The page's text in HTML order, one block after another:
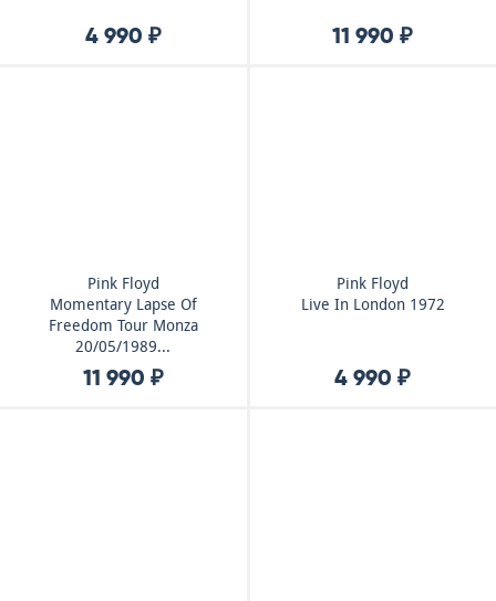
4 990 ₽ 11 990 ₽
Pink Floyd
Momentary Lapse Of
Freedom Tour Monza
20/05/1989...
11 990 ₽
Pink Floyd
Live In London 1972
4 990 ₽